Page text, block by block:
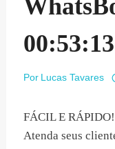
00:53:13
Por Lucas Tavares
FÁCIL E RÁPIDO!
Atenda seus